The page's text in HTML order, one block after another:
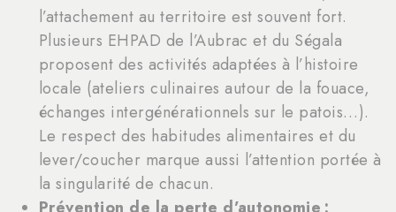
l’attachement au territoire est souvent fort.
Plusieurs EHPAD de l’Aubrac et du Ségala
proposent des activités adaptées à l’histoire
locale (ateliers culinaires autour de la fouace,
échanges intergénérationnels sur le patois…).
Le respect des habitudes alimentaires et du
lever/coucher marque aussi l’attention portée à
la singularité de chacun.